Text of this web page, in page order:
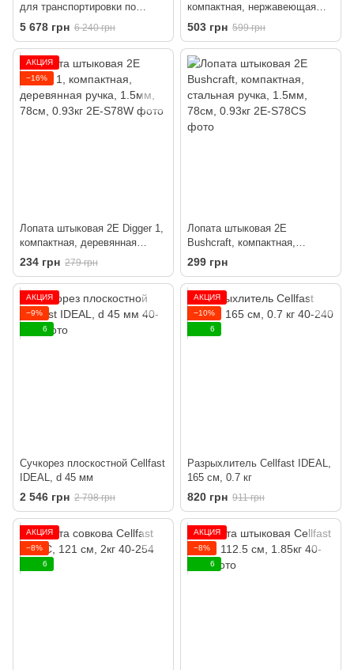
для транспортировки по
лестнице, складная, до 150 кг
5 678 грн 6 240 грн
компактная, нержавеющая
сталь, 2мм, 70см, 0.95кг
503 грн 599 грн
АКЦИЯ
−16%
Лопата штыковая 2E Digger 1,
компактная, деревянная
ручка, 1.5мм, 78см, 0.93кг
234 грн 279 грн
Лопата штыковая 2E
Bushcraft, компактная,
стальная ручка, 1.5мм, 78см,
0.93кг
299 грн
АКЦИЯ
−9%
6
Сучкорез плоскостной Cellfast
IDEAL, d 45 мм
2 546 грн 2 798 грн
АКЦИЯ
−10%
6
Разрыхлитель Cellfast IDEAL,
165 см, 0.7 кг
820 грн 911 грн
АКЦИЯ
−8%
6
АКЦИЯ
−8%
6